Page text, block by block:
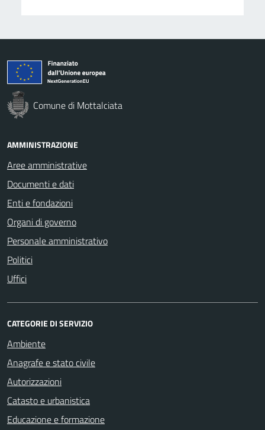
Comune di Mottalciata
AMMINISTRAZIONE
Aree amministrative
Documenti e dati
Enti e fondazioni
Organi di governo
Personale amministrativo
Politici
Uffici
CATEGORIE DI SERVIZIO
Ambiente
Anagrafe e stato civile
Autorizzazioni
Catasto e urbanistica
Educazione e formazione